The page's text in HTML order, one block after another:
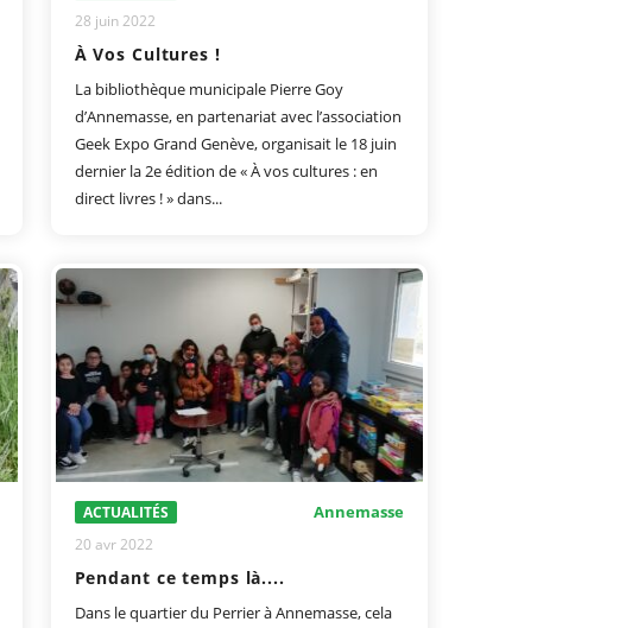
28 juin 2022
À Vos Cultures !
La bibliothèque municipale Pierre Goy
d’Annemasse, en partenariat avec l’association
Geek Expo Grand Genève, organisait le 18 juin
dernier la 2e édition de « À vos cultures : en
direct livres ! » dans...
ACTUALITÉS Annemasse
20 avr 2022
Pendant ce temps là....
Dans le quartier du Perrier à Annemasse, cela